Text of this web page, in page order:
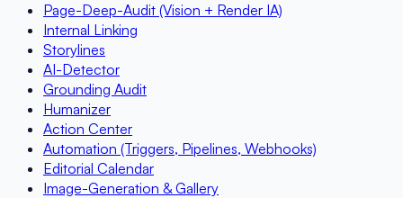
Page-Deep-Audit (Vision + Render IA)
Internal Linking
Storylines
AI-Detector
Grounding Audit
Humanizer
Action Center
Automation (Triggers, Pipelines, Webhooks)
Editorial Calendar
Image-Generation & Gallery